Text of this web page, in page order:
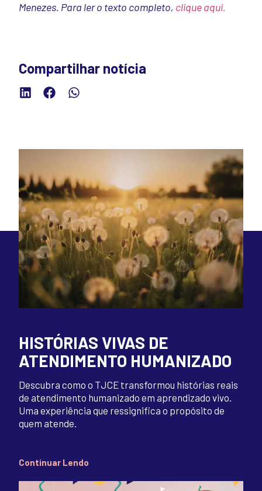
Menezes. Para ler o texto completo, clique aqui.
Compartilhar notícia
HISTÓRIAS VIVAS DE
ATENDIMENTO HUMANIZADO
Descubra como o TJCE transformou histórias reais
de atendimento humanizado em aprendizado vivo.
Uma experiência que ressignifica o propósito de
quem atende.
Continuar Lendo